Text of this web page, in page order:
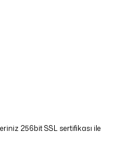
256bit SSL sertifikası ile